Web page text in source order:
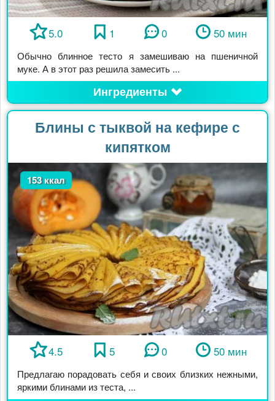
5.0 1 0 50 мин
Обычно блинное тесто я замешиваю на пшеничной
муке. А в этот раз решила замесить ...
Ингредиенты
Блины с тыквой на кефире с
кипятком
153 ккал
4.5 5 0 50 мин
Предлагаю порадовать себя и своих близких нежными,
яркими блинами из теста, ...